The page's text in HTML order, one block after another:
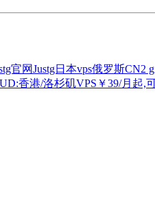
官网Justg日本vps俄罗斯CN2
香港/洛杉矶VPS￥39/月起,